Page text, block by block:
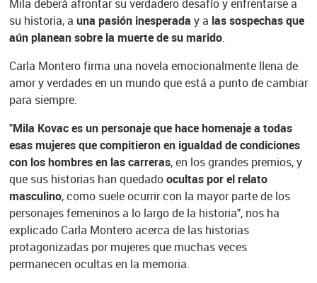
Mila deberá afrontar su verdadero desafío y enfrentarse a
su historia, a una pasión inesperada y a las sospechas que
aún planean sobre la muerte de su marido.
Carla Montero firma una novela emocionalmente llena de
amor y verdades en un mundo que está a punto de cambiar
para siempre.
"Mila Kovac es un personaje que hace homenaje a todas
esas mujeres que compitieron en igualdad de condiciones
con los hombres en las carreras, en los grandes premios, y
que sus historias han quedadoocultas por el relato
masculino, como suele ocurrir con la mayor parte de los
personajes femeninos a lo largo de la historia", nos ha
explicado Carla Montero acerca de las historias
protagonizadas por mujeres que muchas veces
permanecen ocultas en la memoria.